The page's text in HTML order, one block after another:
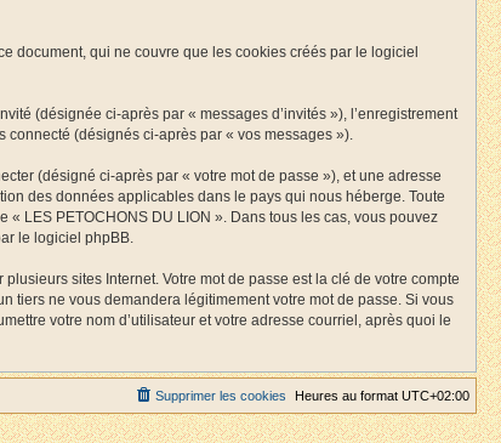
document, qui ne couvre que les cookies créés par le logiciel
(désignée ci-après par « messages d’invités »), l’enregistrement
connecté (désignés ci-après par « vos messages »).
(désigné ci-après par « votre mot de passe »), et une adresse
des données applicables dans le pays qui nous héberge. Toute
LES PETOCHONS DU LION ». Dans tous les cas, vous pouvez
le logiciel phpBB.
sites Internet. Votre mot de passe est la clé de votre compte
tiers ne vous demandera légitimement votre mot de passe. Si vous
votre nom d’utilisateur et votre adresse courriel, après quoi le
Heures au format UTC+02:00
Supprimer les cookies